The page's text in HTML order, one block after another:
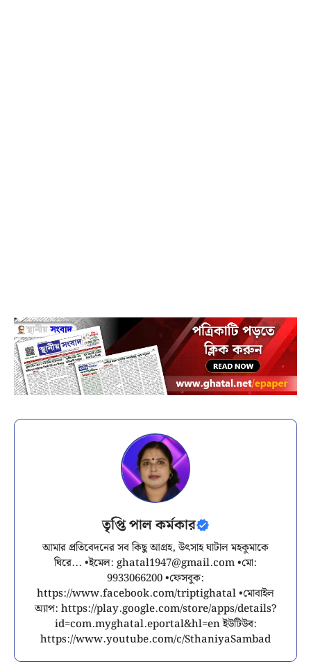
তৃপ্তি পাল কর্মকার
আমার প্রতিবেদনের সব কিছু আগ্রহ, উৎসাহ ঘাটাল মহকুমাকে
ঘিরে... •ইমেল: ghatal1947@gmail.com•মো:
9933066200 •ফেসবুক:
https://www.facebook.com/triptighatal •মোবাইল
অ্যাপ: https://play.google.com/store/apps/details?
id=com.myghatal.eportal&hl=en ইউটিউব:
https://www.youtube.com/c/SthaniyaSambad